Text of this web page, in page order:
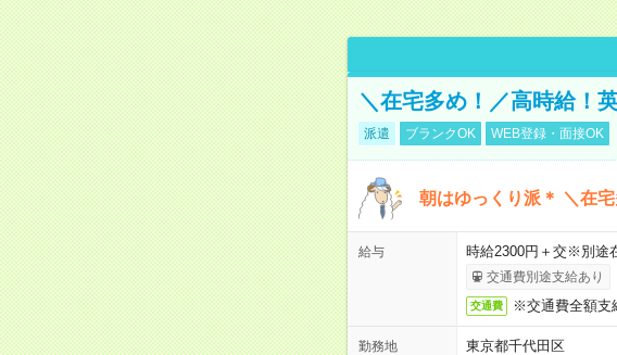
＼在宅多め！／高時給！
派遣 ブランクOK WEB登録・面接OK
朝はゆっくり派＊ ＼在
給与 時給2300円＋交※別途
交通費別途支給あり
交通費 ※交通費全額支
勤務地 東京都千代田区